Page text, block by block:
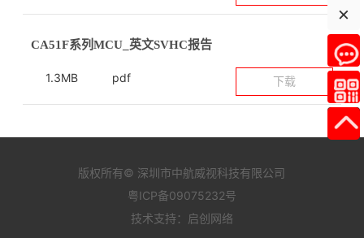
CA51F系列MCU_英文SVHC报告
1.3MB pdf 下载
版权所有© 深圳市中航威视科技有限公司
粤ICP备09075232号
技术支持：
启创网络
×